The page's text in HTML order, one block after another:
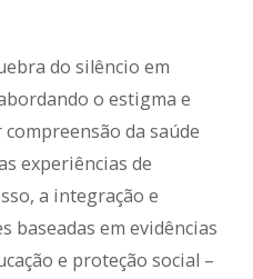
do silêncio em
o estigma e
da saúde
experiências de
a integração e
baseadas em evidências
e proteção social –